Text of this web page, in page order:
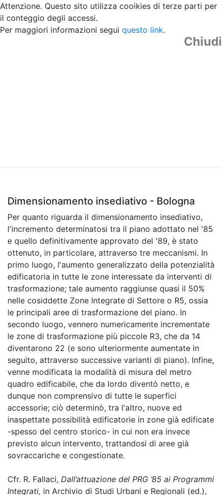
Attenzione. Questo sito utilizza cooikies di terze parti per
il conteggio degli accessi.
Per maggiori informazioni segui questo link.
Chiudi
Dimensionamento insediativo - Bologna
Per quanto riguarda il dimensionamento insediativo,
l'incremento determinatosi tra il piano adottato nel '85
e quello definitivamente approvato del '89, è stato
ottenuto, in particolare, attraverso tre meccanismi. In
primo luogo, l'aumento generalizzato della potenzialità
edificatoria in tutte le zone interessate da interventi di
trasformazione; tale aumento raggiunse quasi il 50%
nelle cosiddette Zone Integrate di Settore o R5, ossia
le principali aree di trasformazione del piano. In
secondo luogo, vennero numericamente incrementate
le zone di trasformazione più piccole R3, che da 14
diventarono 22 (e sono ulteriormente aumentate in
seguito, attraverso successive varianti di piano). Infine,
venne modificata la modalità di misura del metro
quadro edificabile, che da lordo diventò netto, e
dunque non comprensivo di tutte le superfici
accessorie; ciò determinò, tra l'altro, nuove ed
inaspettate possibilità edificatorie in zone già edificate
-spesso del centro storico- in cui non era invece
previsto alcun intervento, trattandosi di aree già
sovraccariche e congestionate.
Cfr. R. Fallaci, Dall’attuazione del PRG ’85 ai Programmi
Integrati, in Archivio di Studi Urbani e Regionali (ed.),